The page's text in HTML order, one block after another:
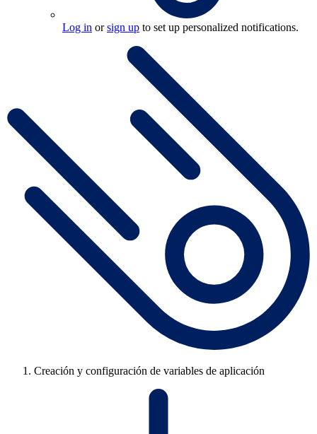
Log in orsign up to set up personalized notifications.
Creación y configuración de variables de aplicación